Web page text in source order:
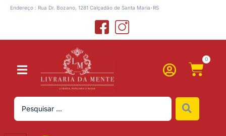
Endereço : Rua Dr. Bozano, 1281 Calçadão de Santa Maria-RS
0